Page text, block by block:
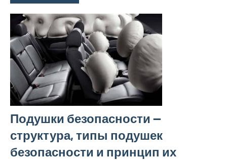
Подушки безопасности —
структура, типы подушек
безопасности и принцип их